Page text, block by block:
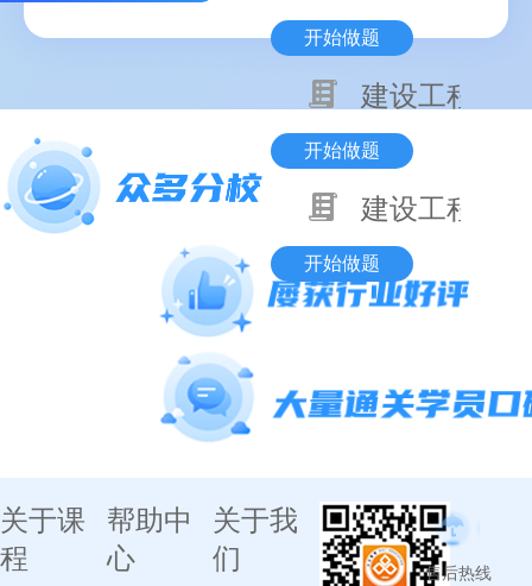
开始做题
建设工程项
开始做题
建设工程基
开始做题
关于课
程
帮助中
心
关于我
们
售后热线